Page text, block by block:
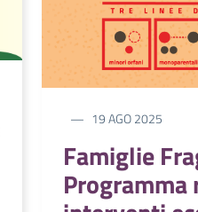
19 AGO 2025
Famiglie
Programma